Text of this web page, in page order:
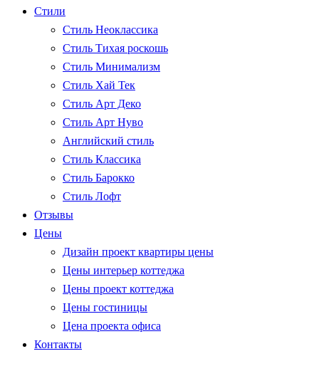
Стили
Стиль Неоклассика
Стиль Тихая роскошь
Стиль Минимализм
Стиль Хай Тек
Стиль Арт Деко
Стиль Арт Нуво
Английский стиль
Стиль Классика
Стиль Барокко
Стиль Лофт
Отзывы
Цены
Дизайн проект квартиры цены
Цены интерьер коттеджа
Цены проект коттеджа
Цены гостиницы
Цена проекта офиса
Контакты